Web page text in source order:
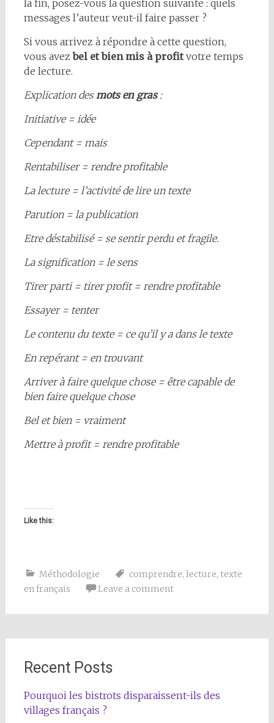
la fin, posez-vous la question suivante : quels
messages l’auteur veut-il faire passer ?
Si vous arrivez à répondre à cette question,
vous avezbel et bien mis à profitvotre temps
de lecture.
Explication des mots en gras:
Initiative = idée
Cependant = mais
Rentabiliser = rendre profitable
La lecture = l’activité de lire un texte
Parution = la publication
Etre déstabilisé = se sentir perdu et fragile.
La signification = le sens
Tirer parti = tirer profit = rendre profitable
Essayer = tenter
Le contenu du texte = ce qu’il y a dans le texte
En repérant = en trouvant
Arriver à faire quelque chose = être capable de
bien faire quelque chose
Bel et bien = vraiment
Mettre à profit = rendre profitable
Like this:
Méthodologie comprendre, lecture, texte
en français
Leave a comment
Recent Posts
Pourquoi les bistrots disparaissent-ils des
villages français ?